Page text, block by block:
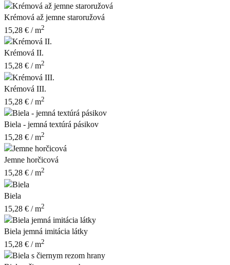
Krémová až jemne staroružová
15,28 € / m2
Krémová II.
15,28 € / m2
Krémová III.
15,28 € / m2
Biela - jemná textúrá pásikov
15,28 € / m2
Jemne horčicová
15,28 € / m2
Biela
15,28 € / m2
Biela jemná imitácia látky
15,28 € / m2